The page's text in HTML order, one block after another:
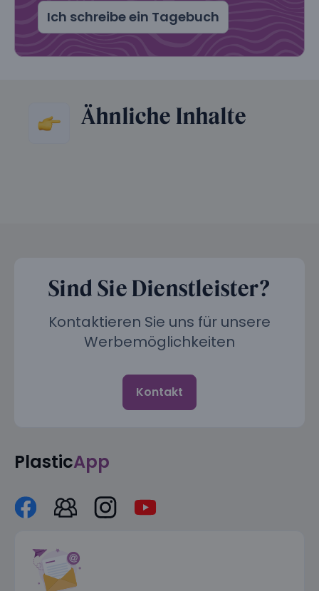
Ich schreibe ein Tagebuch
Ähnliche Inhalte
Sind Sie Dienstleister?
Kontaktieren Sie uns für unsere
Werbemöglichkeiten
Kontakt
PlasticApp